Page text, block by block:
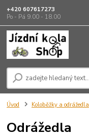
+420 607617273
Po - Pá 9.00 - 18.00
Úvod Koloběžky a odrážedla
Odrážedla